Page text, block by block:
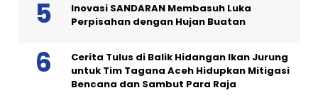
Inovasi SANDARAN Membasuh Luka
Perpisahan dengan Hujan Buatan
Cerita Tulus di Balik Hidangan Ikan Jurung
untuk Tim Tagana Aceh Hidupkan Mitigasi
Bencana dan Sambut Para Raja